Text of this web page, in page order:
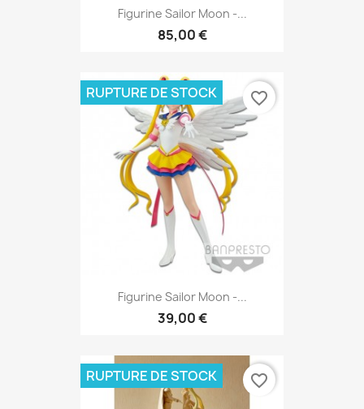
Figurine Sailor Moon -...
85,00 €
Figurine Sailor Moon -...
39,00 €
RUPTURE DE STOCK favorite_border
RUPTURE DE STOCK favorite_border